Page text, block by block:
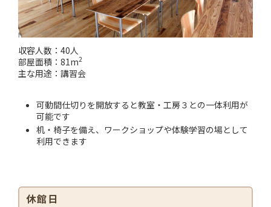
収容人数：40人
部屋面積：81m2
主な用途：講習会
可動間仕切りを開放すると教室・工房３との一体利用が
可能です
机・椅子を備え、ワークショップや体験学習の場として
利用できます
休館日